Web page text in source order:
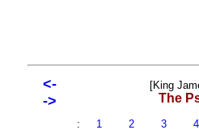
<-
->
[King
The
: 1 2 3 4